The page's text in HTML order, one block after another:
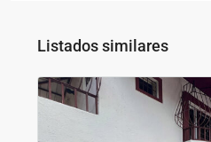
Listados similares